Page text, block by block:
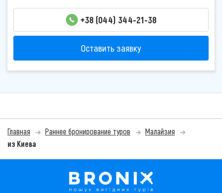
+38 (044) 344-21-38
Оставить заявку
Главная Раннее бронирование туров
Малайзия
из Киева